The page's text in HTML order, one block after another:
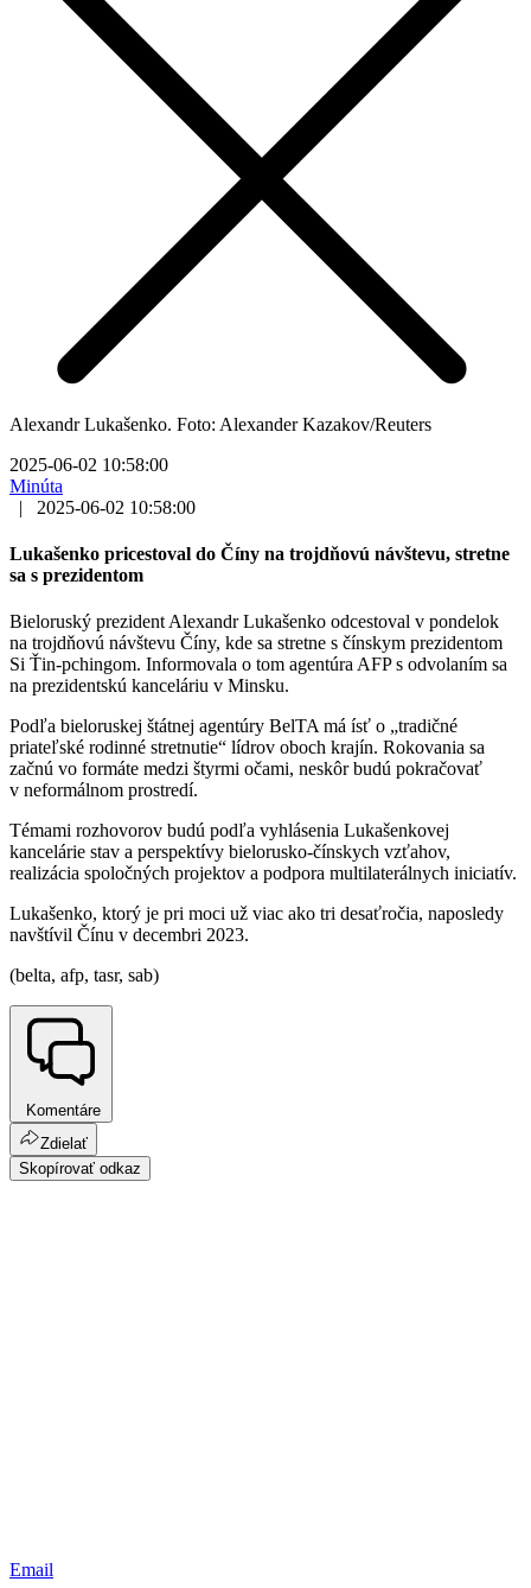
Alexandr Lukašenko. Foto: Alexander Kazakov/Reuters
2025-06-02 10:58:00
Minúta
|
2025-06-02 10:58:00
Lukašenko pricestoval do Číny na trojdňovú návštevu, stretne
sa s prezidentom
Bieloruský prezident Alexandr Lukašenko odcestoval v pondelok
na trojdňovú návštevu Číny, kde sa stretne s čínskym prezidentom
Si Ťin-pchingom. Informovala o tom agentúra AFP s odvolaním sa
na prezidentskú kanceláriu v Minsku.
Podľa bieloruskej štátnej agentúry BelTA má ísť o „tradičné
priateľské rodinné stretnutie“ lídrov oboch krajín. Rokovania sa
začnú vo formáte medzi štyrmi očami, neskôr budú pokračovať
v neformálnom prostredí.
Témami rozhovorov budú podľa vyhlásenia Lukašenkovej
kancelárie stav a perspektívy bielorusko-čínskych vzťahov,
realizácia spoločných projektov a podpora multilaterálnych iniciatív.
Lukašenko, ktorý je pri moci už viac ako tri desaťročia, naposledy
navštívil Čínu v decembri 2023.
(belta, afp, tasr, sab)
Komentáre
Zdielať
Skopírovať odkaz
Email